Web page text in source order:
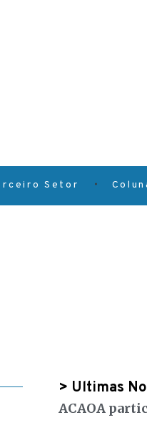
Setor
> Ultimas
ACAOA